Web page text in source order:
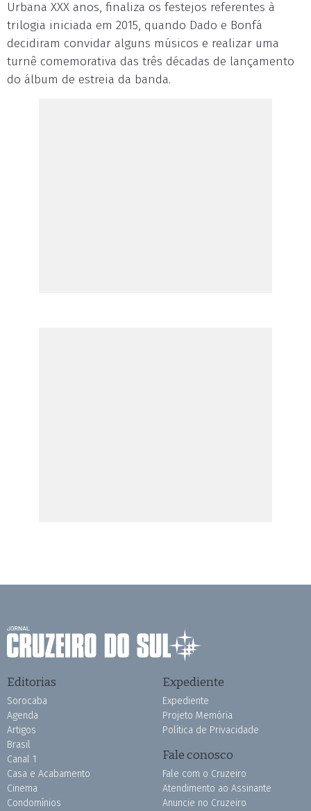
Urbana XXX anos, finaliza os festejos referentes à
trilogia iniciada em 2015, quando Dado e Bonfá
decidiram convidar alguns músicos e realizar uma
turnê comemorativa das três décadas de lançamento
do álbum de estreia da banda.
Editorias
Sorocaba
Agenda
Artigos
Brasil
Canal 1
Casa e Acabamento
Cinema
Condomínios
Expediente
Expediente
Projeto Memória
Política de Privacidade
Fale conosco
Fale com o Cruzeiro
Atendimento ao Assinante
Anuncie no Cruzeiro